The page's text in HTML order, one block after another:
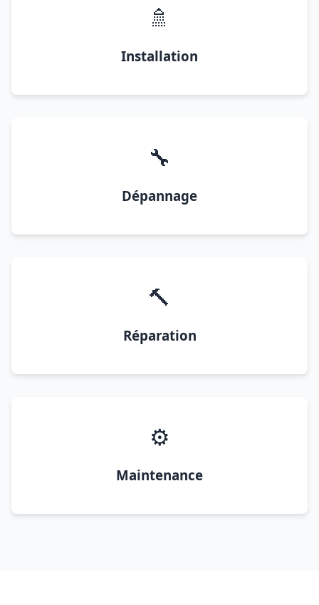
🚿
Installation
🔧
Dépannage
🔨
Réparation
⚙️
Maintenance